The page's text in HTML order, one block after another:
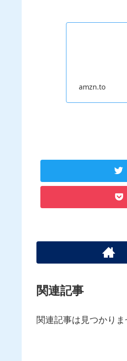
amzn.to
関連記事
関連記事は見つかりま